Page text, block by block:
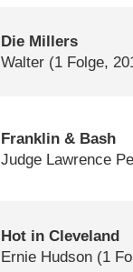
Die Millers
Walter (1 Folge,
Franklin & Bash
Judge Lawrence
Hot in Cleveland
Ernie Hudson (1